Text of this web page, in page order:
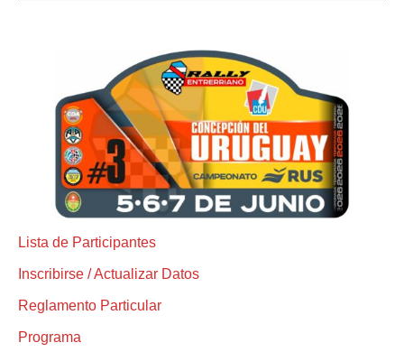
Lista de Participantes
Inscribirse / Actualizar Datos
Reglamento Particular
Programa